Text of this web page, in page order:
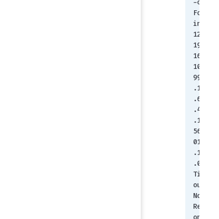
-c
Fort
inet
123#
192.
168.
100.
99
.1.3
.6.1
.4.1
.123
56.1
01.4
.1.1
.0
Time
out:
No
Resp